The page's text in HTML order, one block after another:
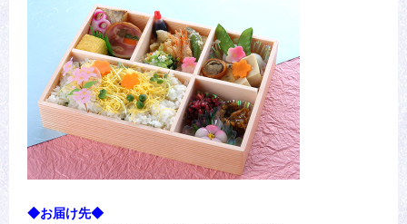
◆お届け先◆